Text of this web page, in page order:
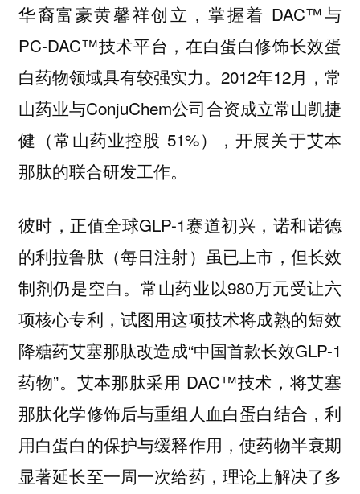
华裔富豪黄馨祥创立，掌握着 DAC™与
PC-DAC™技术平台，在白蛋白修饰长效蛋
白药物领域具有较强实力。2012年12月，常
山药业与ConjuChem公司合资成立常山凯捷
健（常山药业控股 51%），开展关于艾本
那肽的联合研发工作。
彼时，正值全球GLP-1赛道初兴，诺和诺德
的利拉鲁肽（每日注射）虽已上市，但长效
制剂仍是空白。常山药业以980万元受让六
项核心专利，试图用这项技术将成熟的短效
降糖药艾塞那肽改造成“中国首款长效GLP-1
药物”。艾本那肽采用 DAC™技术，将艾塞
那肽化学修饰后与重组人血白蛋白结合，利
用白蛋白的保护与缓释作用，使药物半衰期
显著延长至一周一次给药，理论上解决了多